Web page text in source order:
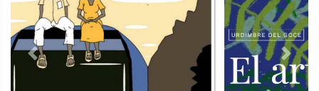
Previous Next